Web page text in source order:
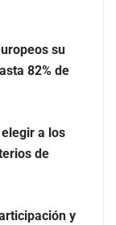
digital
su
82% de
a los
de
y